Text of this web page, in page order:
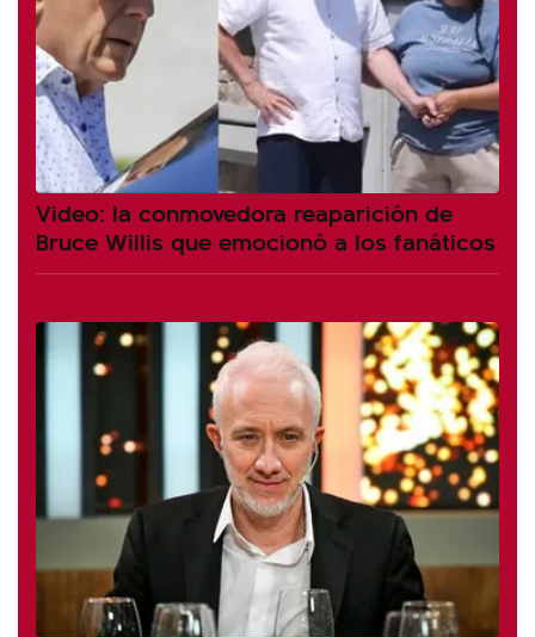
Video: la conmovedora reaparición de
Bruce Willis que emocionó a los fanáticos